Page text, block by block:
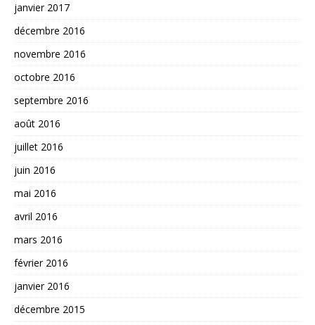
janvier 2017
décembre 2016
novembre 2016
octobre 2016
septembre 2016
août 2016
juillet 2016
juin 2016
mai 2016
avril 2016
mars 2016
février 2016
janvier 2016
décembre 2015